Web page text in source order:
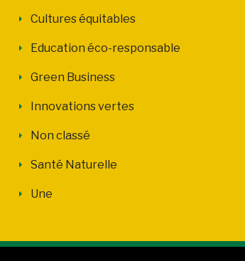
Cultures équitables
Education éco-responsable
Green Business
Innovations vertes
Non classé
Santé Naturelle
Une